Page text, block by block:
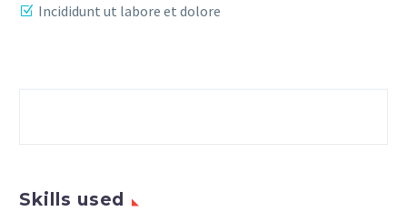
Incididunt ut labore et dolore
Skills used